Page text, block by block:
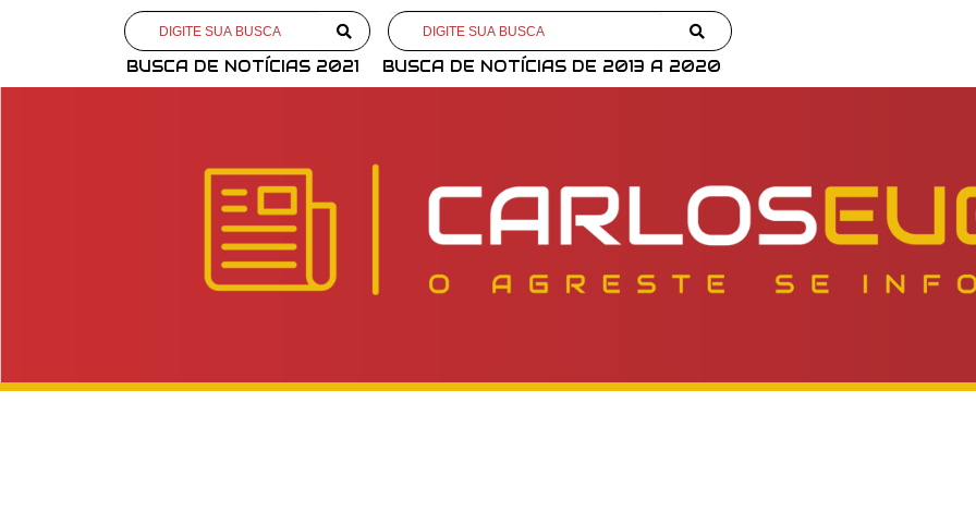
BUSCA DE NOTÍCIAS 2021 BUSCA DE NOTÍCIAS DE 2013 A 2020